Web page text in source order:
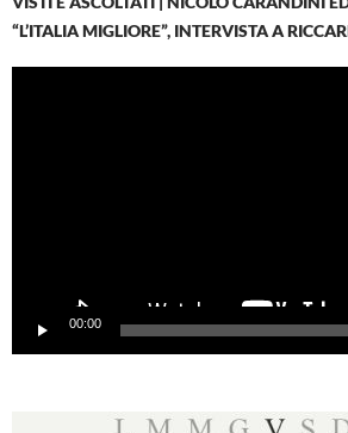
“L’ITALIA MIGLIORE”, INTERVISTA A
00:00